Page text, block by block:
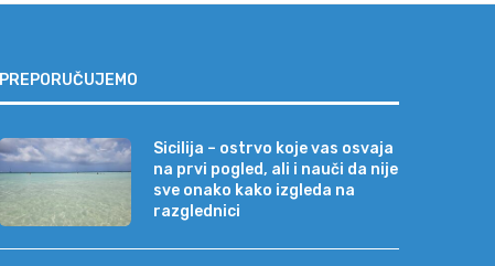
PREPORUČUJEMO
Sicilija – ostrvo koje vas osvaja
na prvi pogled, ali i nauči da nije
sve onako kako izgleda na
razglednici